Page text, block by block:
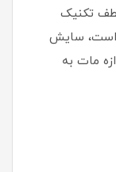
تکنیک
است، سایش
مات به